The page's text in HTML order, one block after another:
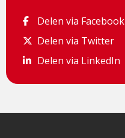
Delen via Facebook
Delen via Facebook
Delen via Twitter
Delen via Twitter
Delen via LinkedIn
Delen via LinkedIn